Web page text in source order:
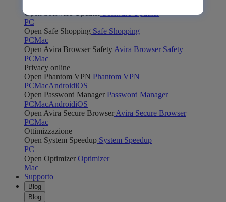
Open Software UpdaterSoftware Updater
PC
Open Safe Shopping Safe Shopping
PCMac
Open Avira Browser Safety Avira Browser Safety
PCMac
Privacy online
Open Phantom VPN Phantom VPN
PCMacAndroidiOS
Open Password Manager Password Manager
PCMacAndroidiOS
Open Avira Secure Browser Avira Secure Browser
PCMac
Ottimizzazione
Open System Speedup System Speedup
PC
Open Optimizer Optimizer
Mac
Supporto
Blog
Blog